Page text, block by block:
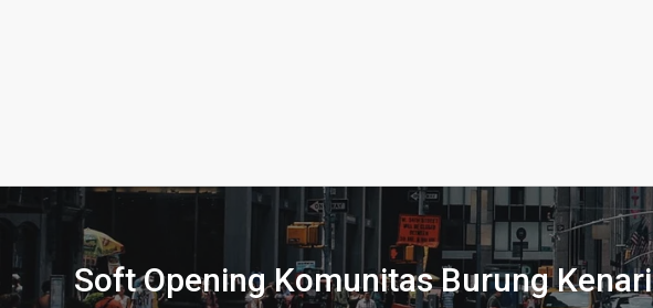
Soft Opening Komunitas Burung Kenari